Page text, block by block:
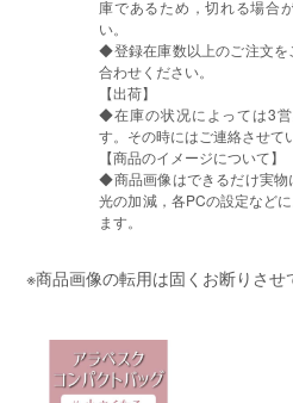
庫であるため，切れる場合
い。
◆登録在庫数以上のご注文を
合わせください。
【出荷】
◆在庫の状况によっては3
す。その時にはご連絡させて
【商品のイメージについて】
◆商品画像はできるだけ実物
光の加減，各PCの設定など
ます。
※商品画像の転用は固くお断りさせ